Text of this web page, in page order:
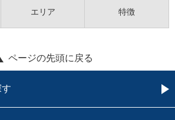
エリア 特徴
ページの先頭に戻る